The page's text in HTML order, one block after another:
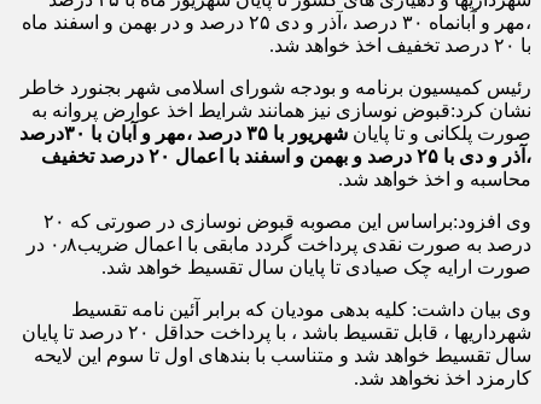
،مهر و آبانماه ۳۰ درصد ،آذر و دی ۲۵ درصد و در بهمن و اسفند ماه
با ۲۰ درصد تخفیف اخذ خواهد شد.
رئیس کمیسیون برنامه و بودجه شورای اسلامی شهر بجنورد خاطر
نشان کرد:قبوض نوسازی نیز همانند شرایط اخذ عوارض پروانه به
صورت پلکانی و تا پایان
شهریور با ۳۵ درصد ،مهر و آبان با ۳۰درصد
،آذر و دی با ۲۵ درصد و بهمن و اسفند با اعمال ۲۰ درصد تخفیف
محاسبه و اخذ خواهد شد.
وی افزود:براساس این مصوبه قبوض نوسازی در صورتی که ۲۰
درصد به صورت نقدی پرداخت گردد مابقی با اعمال ضریب۰٫۸ در
صورت ارایه چک صیادی تا پایان سال تقسیط خواهد شد.
وی بیان داشت: کلیه بدهی مودیان که برابر آئین نامه تقسیط
شهرداریها ، قابل تقسیط باشد ، با پرداخت حداقل ۲۰ درصد تا پایان
سال تقسیط خواهد شد و متناسب با بندهای اول تا سوم این لایحه
کارمزد اخذ نخواهد شد.